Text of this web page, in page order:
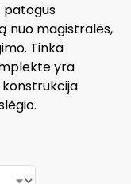
patogus
nuo magistralės,
Tinka
yra